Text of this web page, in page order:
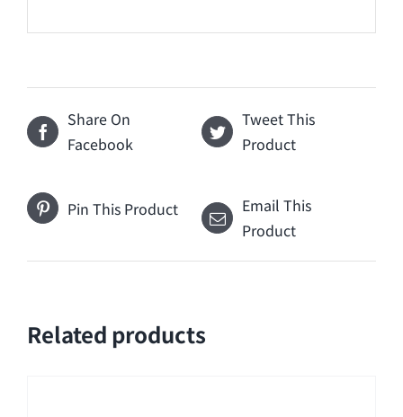
Share On
Facebook
Tweet This
Product
Pin This Product
Email This
Product
Related products